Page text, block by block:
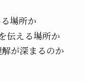
場所か
伝える場所か
が深まるのか